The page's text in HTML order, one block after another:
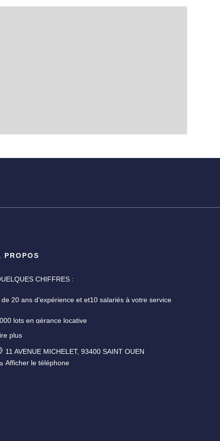
PROPOS
CHIFFRES :
de 20 ans d’expérience et et10 salariés à votre service
lots en gérance locative
garantie des fonds détenus de 7,3 M€ pour la gestion
et 110 000 euros pour la transaction
plus
11 AVENUE MICHELET, 93400 SAINT OUEN
Afficher le téléphone